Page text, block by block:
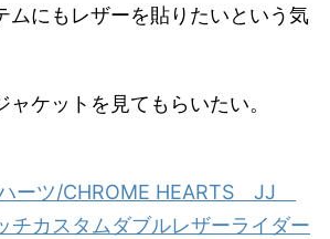
ムにもレザーを貼りたいという気
ケットを見てもらいたい。
ーツ/CHROME HEARTS JJ
チカスタムダブルレザーライダー